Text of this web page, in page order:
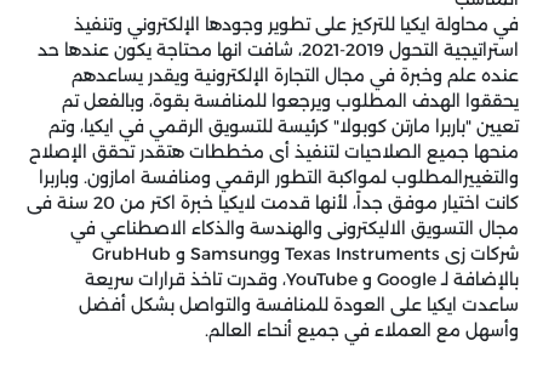
في محاولة ايكيا للتركيز على تطوير وجودها الإلكتروني وتنفيذ
استراتيجية التحول 2019-2021، شافت انها محتاجة يكون عندها حد
عنده علم وخبرة في مجال التجارة الإلكترونية ويقدر يساعدهم
يحققوا الهدف المطلوب ويرجعوا للمنافسة بقوة، وبالفعل تم
تعيين "باربرا مارتن كوبولا" كرئيسة للتسويق الرقمي في ايكيا، وتم
منحها جميع الصلاحيات لتنفيذ أى مخططات هتقدر تحقق الإصلاح
والتغييرالمطلوب لمواكبة التطور الرقمي ومنافسة امازون. وباربرا
كانت اختيار موفق جداً، لأنها قدمت لايكيا خبرة اكتر من 20 سنة فى
مجال التسويق الاليكترونى والهندسة والذكاء الاصطناعي في
شركات زى Texas Instruments وSamsung و GrubHub
بالإضافة لـ Google و YouTube، وقدرت تاخذ قرارات سريعة
ساعدت ايكيا على العودة للمنافسة والتواصل بشكل أفضل
وأسهل مع العملاء في جميع أنحاء العالم.